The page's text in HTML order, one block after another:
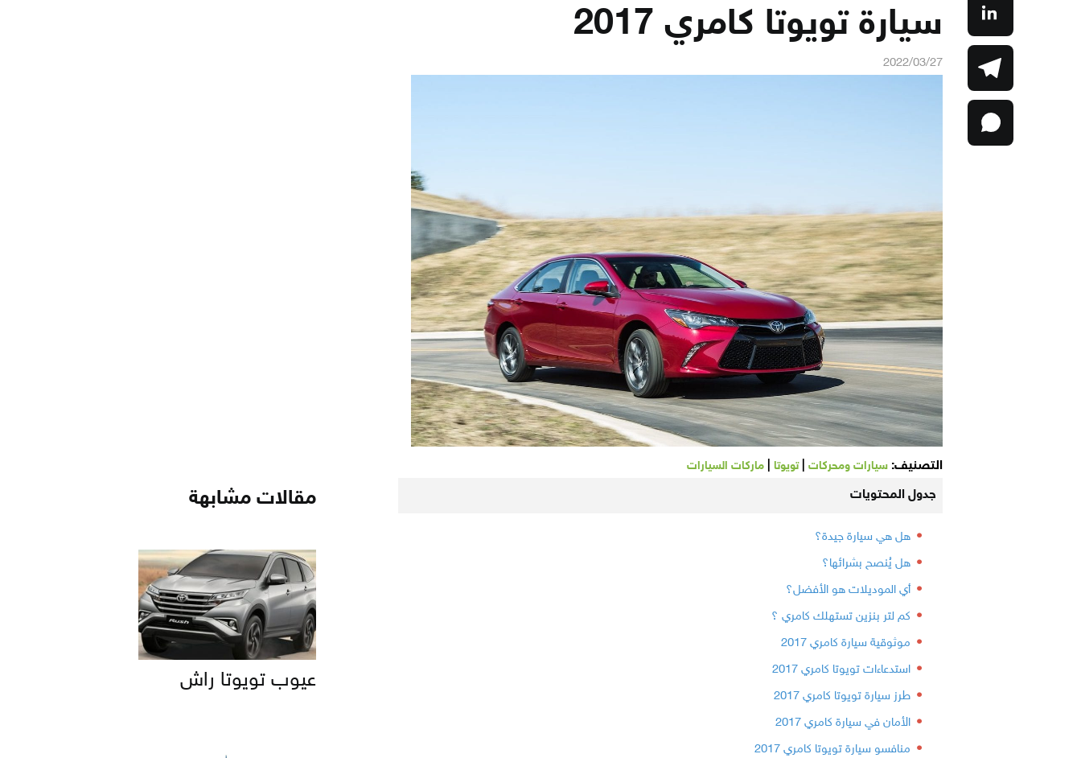
سيارة تويوتا كامري 2017
2022/03/27
التصنيف: سيارات ومحركات |تويوتا ماركات السيارات
جدول المحتويات
هل هي سيارة جيدة؟
هل يُنصح بشرائها؟
أي الموديلات هو الأفضل؟
كم لتر بنزين تستهلك كامري ؟
موثوقية سيارة كامري 2017
استدعاءات تويوتا كامري 2017
طرز سيارة تويوتا كامري 2017
الأمان في سيارة كامري 2017
منافسو سيارة تويوتا كامري 2017
مقالات مشابهة
عيوب تويوتا راش